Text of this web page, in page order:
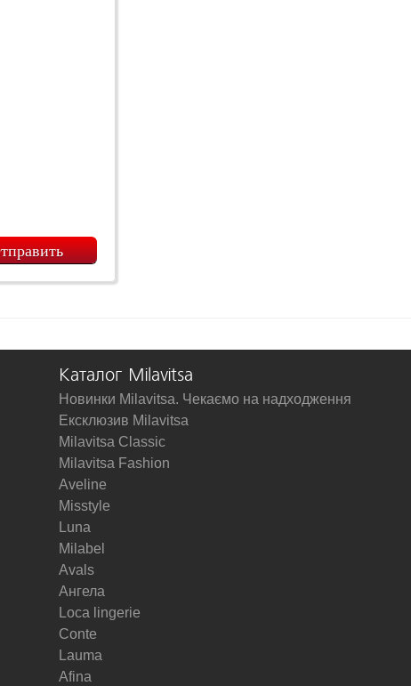
Каталог Milavitsa
Новинки Milavitsa. Чекаємо на надходження
Ексклюзив Milavitsa
Milavitsa Classic
Milavitsa Fashion
Aveline
Misstyle
Luna
Milabel
Avals
Ангела
Loca lingerie
Conte
Lauma
Afina